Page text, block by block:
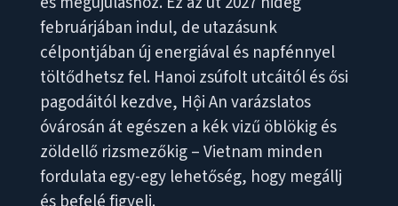
februárjában indul, de utazásunk
célpontjában új energiával és napfénnyel
töltődhetsz fel. Hanoi zsúfolt utcáitól és ősi
pagodáitól kezdve, Hội An varázslatos
óvárosán át egészen a kék vizű öblökig és
zöldellő rizsmezőkig – Vietnam minden
fordulata egy-egy lehetőség, hogy megállj